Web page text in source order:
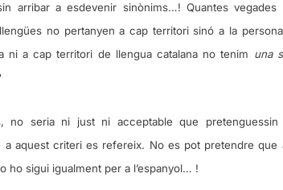
arribar a esdevenir sinònims…! Quantes vegades
no pertanyen a cap territori sinó a la persona
ni a cap territori de llengua catalana no tenim una
no seria ni just ni acceptable que
a aquest criteri es refereix. No es pot pretendre que
ho sigui igualment per a l’espanyol… !